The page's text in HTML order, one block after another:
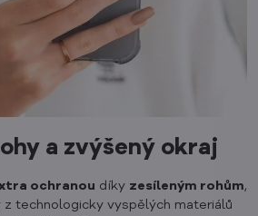
a zvýšený okraj
ochranou díky zesíleným rohům,
z technologicky vyspělých materiálů